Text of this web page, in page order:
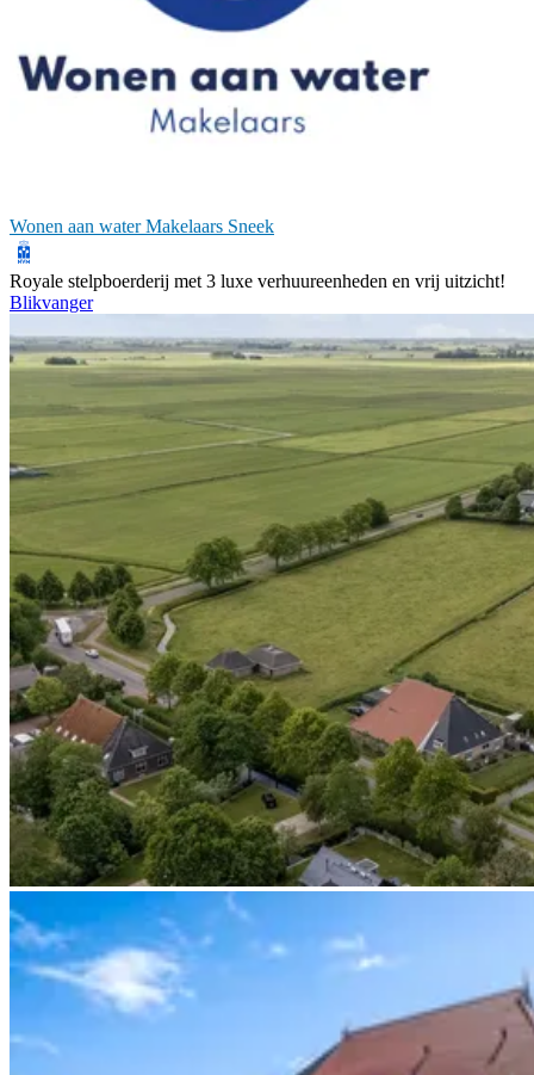
Wonen aan water Makelaars Sneek
Royale stelpboerderij met 3 luxe verhuureenheden en vrij uitzicht!
Blikvanger